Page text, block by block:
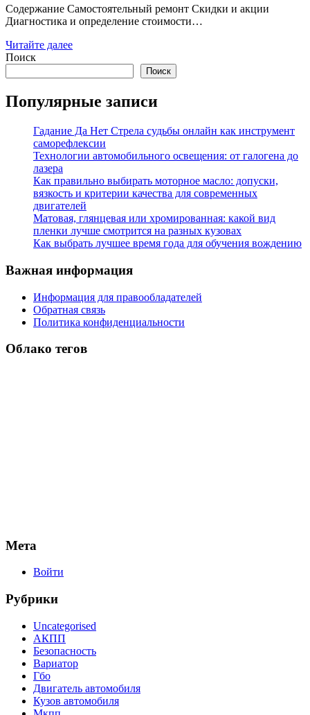
Содержание Самостоятельный ремонт Скидки и акции
Диагностика и определение стоимости…
Читайте далее
Поиск
Поиск
Популярные записи
Гадание Да Нет Стрела судьбы онлайн как инструмент
саморефлексии
Технологии автомобильного освещения: от галогена до
лазера
Как правильно выбирать моторное масло: допуски,
вязкость и критерии качества для современных
двигателей
Матовая, глянцевая или хромированная: какой вид
пленки лучше смотрится на разных кузовах
Как выбрать лучшее время года для обучения вождению
Важная информация
Информация для правообладателей
Обратная связь
Политика конфиденциальности
Облако тегов
Мета
Войти
Рубрики
Uncategorised
АКПП
Безопасность
Вариатор
Гбо
Двигатель автомобиля
Кузов автомобиля